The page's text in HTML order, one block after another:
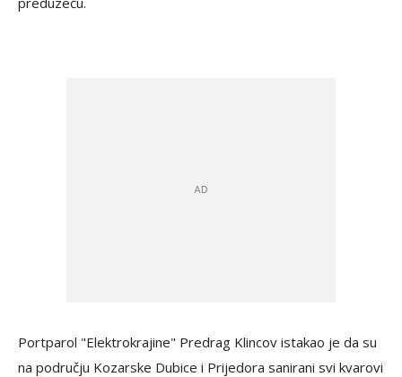
Portparol "Elektrokrajine" Predrag Klincov istakao je da su
na području Kozarske Dubice i Prijedora sanirani svi kvarovi